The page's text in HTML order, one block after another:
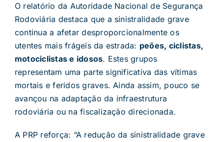
O relatório da Autoridade Nacional de Segurança
Rodoviária destaca que a sinistralidade grave
continua a afetar desproporcionalmente os
utentes mais frágeis da estrada: peões, ciclistas,
motociclistas e idosos. Estes grupos
representam uma parte significativa das vítimas
mortais e feridos graves. Ainda assim, pouco se
avançou na adaptação da infraestrutura
rodoviária ou na fiscalização direcionada.
A PRP reforça: “A redução da sinistralidade grave